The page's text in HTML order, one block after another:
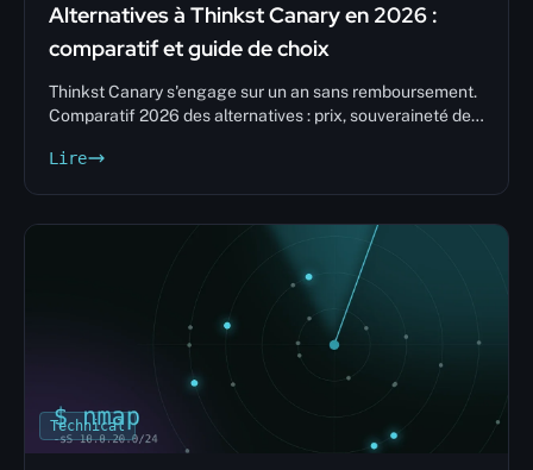
Alternatives à Thinkst Canary en 2026 :
comparatif et guide de choix
Thinkst Canary s'engage sur un an sans remboursement.
Comparatif 2026 des alternatives : prix, souveraineté des
Lire
Technical